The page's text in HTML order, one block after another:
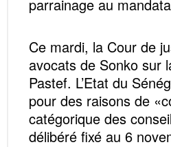
parrainage au
Ce mardi, la Cour de
avocats de Sonko sur
Pastef. L’Etat du
pour des raisons de
catégorique des
délibéré fixé au 6